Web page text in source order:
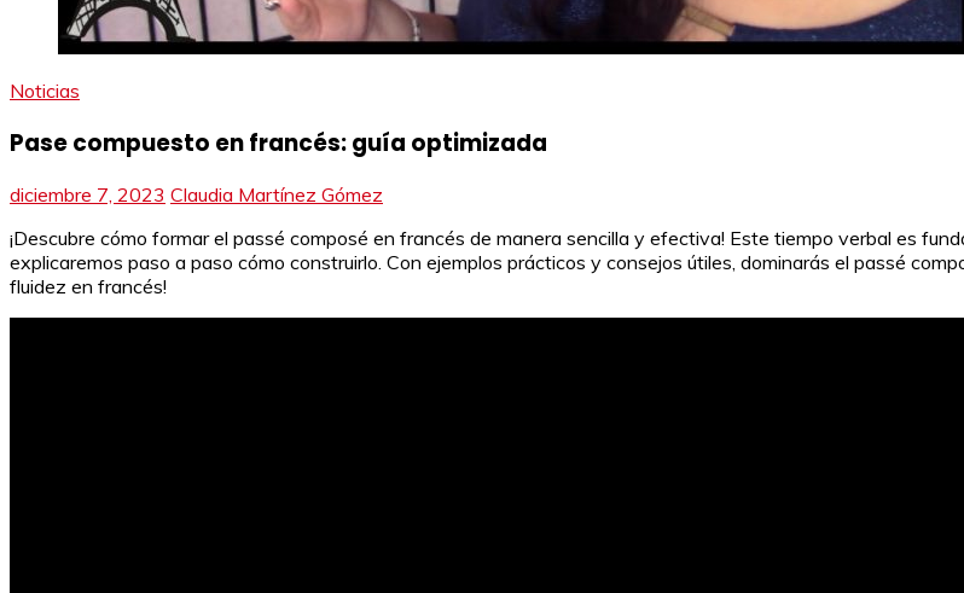
Noticias
Pase compuesto en francés: guía optimizada
diciembre 7, 2023 Claudia Martínez Gómez
¡Descubre cómo formar el passé composé en francés de manera sencilla y efectiva! Este tiempo verbal es
explicaremos paso a paso cómo construirlo. Con ejemplos prácticos y consejos útiles, dominarás el passé
fluidez en francés!